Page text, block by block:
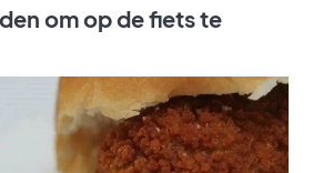
om op de fiets te